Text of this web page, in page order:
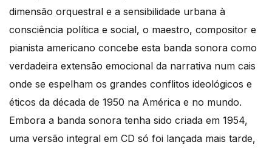
dimensão orquestral e a sensibilidade urbana à
consciência política e social, o maestro, compositor e
pianista americano concebe esta banda sonora como
verdadeira extensão emocional da narrativa num cais
onde se espelham os grandes conflitos ideológicos e
éticos da década de 1950 na América e no mundo.
Embora a banda sonora tenha sido criada em 1954,
uma versão integral em CD só foi lançada mais tarde,